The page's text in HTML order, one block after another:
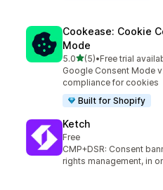
Cookease: Cookie
Mode
5.0별 5개 중
(5)
총 리뷰 5개
•Free trial
Google Consent Mode
compliance for cookies
Built for Shopify
Ketch
Free
CMP+DSR: Consent
rights management, in